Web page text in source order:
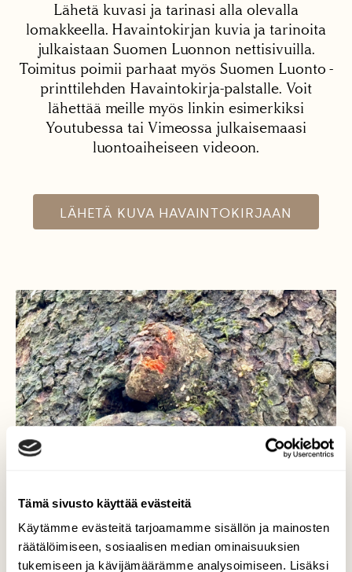
Tämä sivusto käyttää evästeitä
Käytämme evästeitä tarjoamamme sisällön ja mainosten
räätälöimiseen, sosiaalisen median ominaisuuksien
tukemiseen ja kävijämäärämme analysoimiseen. Lisäksi
Lähetä kuvasi ja tarinasi alla olevalla
lomakkeella. Havaintokirjan kuvia ja tarinoita
julkaistaan Suomen Luonnon nettisivuilla.
Toimitus poimii parhaat myös Suomen Luonto -
printtilehden Havaintokirja-palstalle. Voit
lähettää meille myös linkin esimerkiksi
Youtubessa tai Vimeossa julkaisemaasi
luontoaiheiseen videoon.
LÄHETÄ KUVA HAVAINTOKIRJAAN